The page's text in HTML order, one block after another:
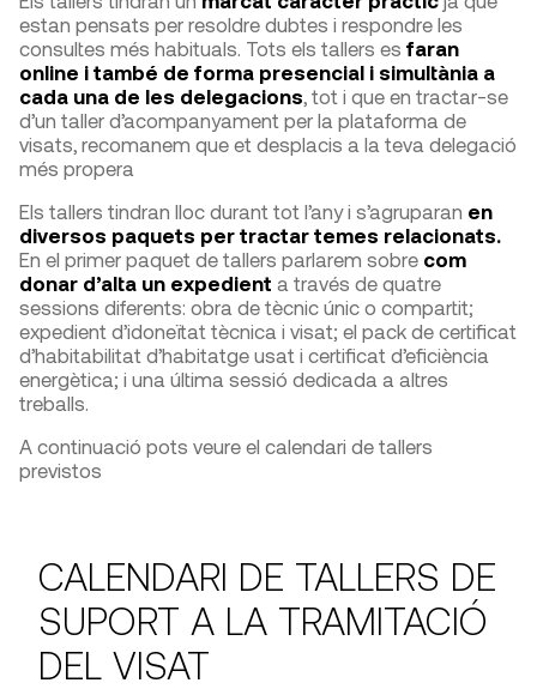
estan pensats per resoldre dubtes i respondre les
consultes més habituals. Tots els tallers es faran
online i també de forma presencial i simultània a
cada una de les delegacions, tot i que en tractar-se
d’un taller d’acompanyament per la plataforma de
visats, recomanem que et desplacis a la teva delegació
més propera
Els tallers tindran lloc durant tot l’any i s’agruparan en
diversos paquets per tractar temes relacionats.
En el primer paquet de tallers parlarem sobre com
donar d’alta un expedient a través de quatre
sessions diferents: obra de tècnic únic o compartit;
expedient d’idoneïtat tècnica i visat; el pack de certificat
d’habitabilitat d’habitatge usat i certificat d’eficiència
energètica; i una última sessió dedicada a altres
treballs.
A continuació pots veure el calendari de tallers
previstos
CALENDARI DE TALLERS DE
SUPORT A LA TRAMITACIÓ
DEL VISAT